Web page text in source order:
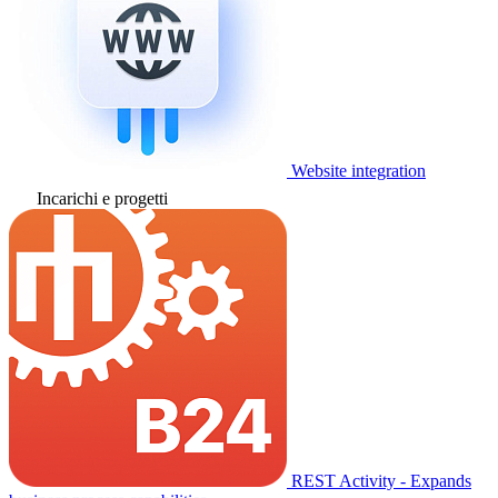
Website integration
Incarichi e progetti
REST Activity - Expands